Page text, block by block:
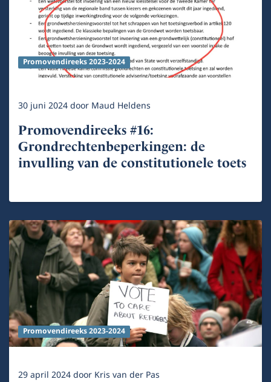
Promovendireeks 2023-2024
30 juni 2024door Maud Heldens
Promovendireeks #16:
Grondrechtenbeperkingen: de
invulling van de constitutionele toets
Promovendireeks 2023-2024
29 april 2024door Kris van der Pas